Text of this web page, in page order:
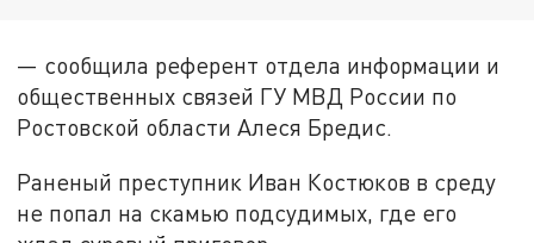
— сообщила референт отдела информации и
общественных связей ГУ МВД России по
Ростовской области Алеся Бредис.
Раненый преступник Иван Костюков в среду
не попал на скамью подсудимых, где его